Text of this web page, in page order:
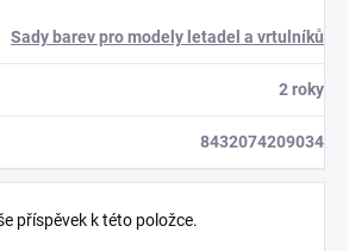
Sady barev pro modely letadel a vrtulníků
2 roky
8432074209034
příspěvek k této položce.